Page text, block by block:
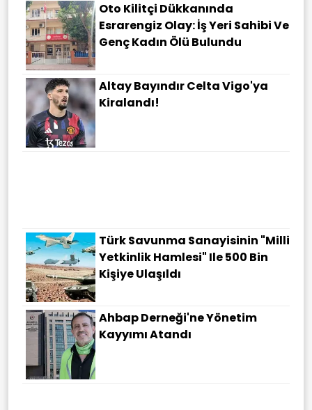
Oto Kilitçi Dükkanında
Esrarengiz Olay: İş Yeri Sahibi Ve
Genç Kadın Ölü Bulundu
Altay Bayındır Celta Vigo'ya
Kiralandı!
Türk Savunma Sanayisinin "Milli
Yetkinlik Hamlesi" Ile 500 Bin
Kişiye Ulaşıldı
Ahbap Derneği'ne Yönetim
Kayyımı Atandı